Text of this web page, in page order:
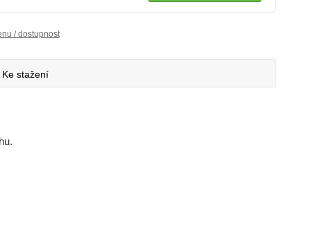
/ dostupnost
Ke stažení